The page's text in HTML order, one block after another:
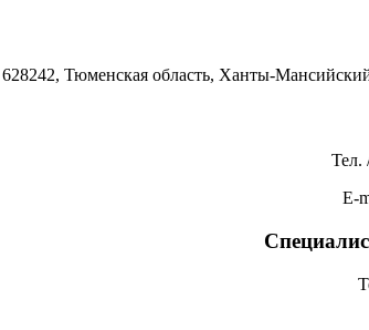
628242, Тюменская область, Ханты-
Тел.
E-